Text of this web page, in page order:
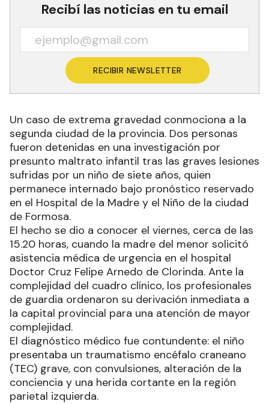
Recibí las noticias en tu email
RECIBIR NEWSLETTER
Un caso de extrema gravedad conmociona a la
segunda ciudad de la provincia. Dos personas
fueron detenidas en una investigación por
presunto maltrato infantil tras las graves lesiones
sufridas por un niño de siete años, quien
permanece internado bajo pronóstico reservado
en el Hospital de la Madre y el Niño de la ciudad
de Formosa.
El hecho se dio a conocer el viernes, cerca de las
15.20 horas, cuando la madre del menor solicitó
asistencia médica de urgencia en el hospital
Doctor Cruz Felipe Arnedo de Clorinda. Ante la
complejidad del cuadro clínico, los profesionales
de guardia ordenaron su derivación inmediata a
la capital provincial para una atención de mayor
complejidad.
El diagnóstico médico fue contundente: el niño
presentaba un traumatismo encéfalo craneano
(TEC) grave, con convulsiones, alteración de la
conciencia y una herida cortante en la región
parietal izquierda.